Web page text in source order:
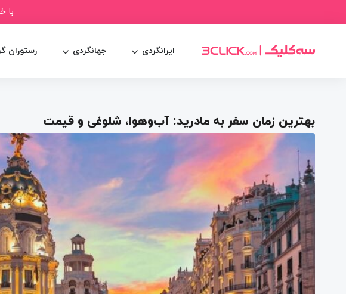
با
ایرانگردی جهانگردی رستوران
بهترین زمان سفر به مادرید: آب‌وهوا، شلوغی و قیمت